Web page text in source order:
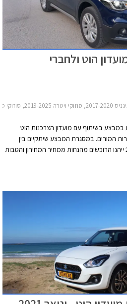
הוט ולחברי
ג'ימני 2019-2025
במבצע בשיתוף עם מועדון הצרכנות הוט
המורים. במסגרת המבצע שיתקיים בין
התאריכים 20.01.2022-20.02.2022 ייהנו הרוכשים מהנחות ממחיר המחירון והטבות
לחבילת שירות הכוללת טיפולים תקופתיים,